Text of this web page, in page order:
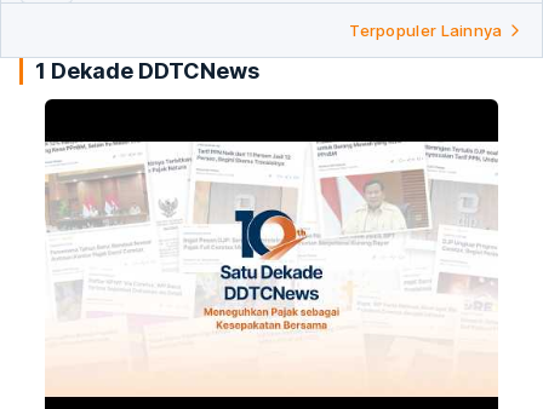
Selama Agustus
Terpopuler Lainnya
1 Dekade DDTCNews